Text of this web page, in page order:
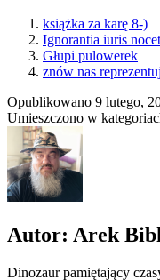
książka za karę 8-)
Ignorantia iuris nocet
Głupi pulowerek
znów nas
Opublikowano 9 lutego,
Umieszczono w
Autor: Arek
Dinozaur pamiętający